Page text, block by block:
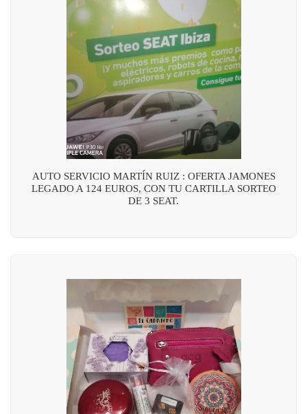
AUTO SERVICIO MARTÍN RUIZ : OFERTA JAMONES
LEGADO A 124 EUROS, CON TU CARTILLA SORTEO
DE 3 SEAT.